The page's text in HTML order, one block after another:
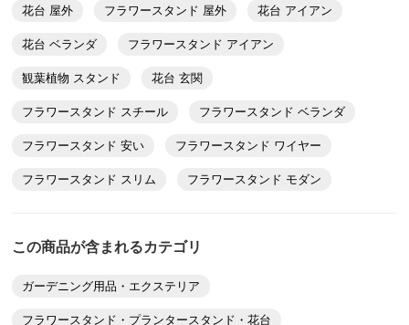
し高さがあると、より使いやすいのでバリエーションを
兵庫県
庭をタイル貼りしたので直に植木を置くとこれから暑く
かったので購入しました。枠のないシンプルなタイプな
す。
花台 屋外 フラワースタンド 屋外 花台 アイアン
花台 ベランダ フラワースタンド アイアン
観葉植物 スタンド 花台 玄関
フラワースタンド スチール フラワースタンド ベランダ
フラワースタンド 安い フラワースタンド ワイヤー
フラワースタンド スリム フラワースタンド モダン
この商品が含まれるカテゴリ
ガーデニング用品・エクステリア
フラワースタンド・プランタースタンド・花台